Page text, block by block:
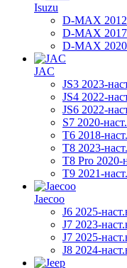
Isuzu
D-MAX
D-MAX
D-MAX
JAC
JS3 2023-
JS4 2022-
JS6 2022-
S7 2020-
T6 2018-
T8 2023-
T8 Pro 2020-
T9 2021-
Jaecoo
J6 2025-
J7 2023-
J7 2025-
J8 2024-